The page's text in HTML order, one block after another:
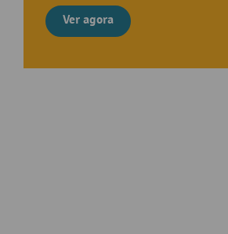
Ver agora